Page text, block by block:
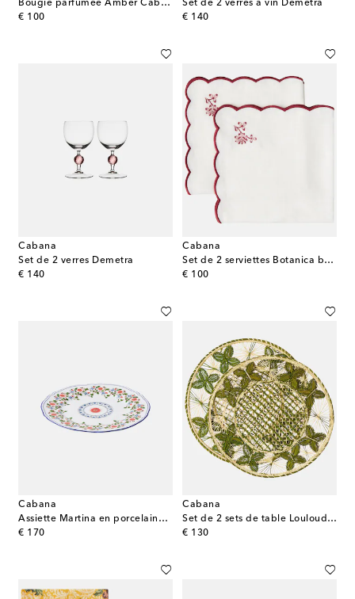
Bougie parfumée Amber Cabana
€ 100
original price
Set de 2 verres à vin Demetra
€ 140
original price
Cabana
Set de 2 verres Demetra
€ 140
original price
Cabana
Set de 2 serviettes Botanica brodées en lin
€ 100
original price
Cabana
Assiette Martina en porcelaine par Ginori 1735
€ 170
original price
Cabana
Set de 2 sets de table Louloudi en osier
€ 130
original price